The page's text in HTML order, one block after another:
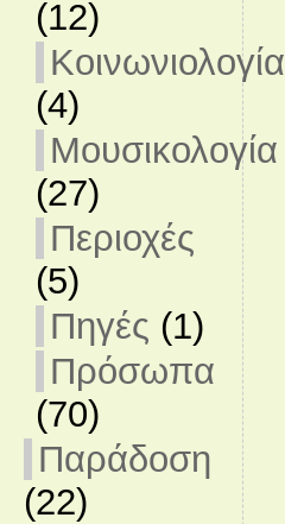
(12)
Κοινωνιολογία
(4)
Μουσικολογία
(27)
Περιοχές
(5)
Πηγές (1)
Πρόσωπα
(70)
Παράδοση
(22)